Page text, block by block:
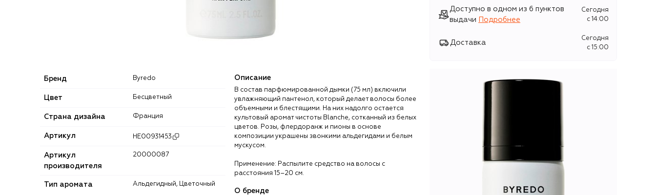
Доступно в одном из 6 пунктов
выдачи
Подробнее
Сегодня
c 14:00
Доставка
Сегодня
c 15:00
Бренд Byredo
Цвет Бесцветный
Страна дизайна Франция
Артикул HE00931453
Артикул
производителя
20000087
Тип аромата Альдегидный, Цветочный
Описание
В состав парфюмированной дымки (75 мл) включили
увлажняющий пантенол, который делает волосы более
объемными и блестящими. На них надолго остается
культовый аромат чистоты Blanche, сотканный из белых
цветов. Розы, флердоранж и пионы в основе
композиции украшены звонкими альдегидами и белым
мускусом.
Применение: Распылите средство на волосы с
расстояния 15–20 см.
О бренде